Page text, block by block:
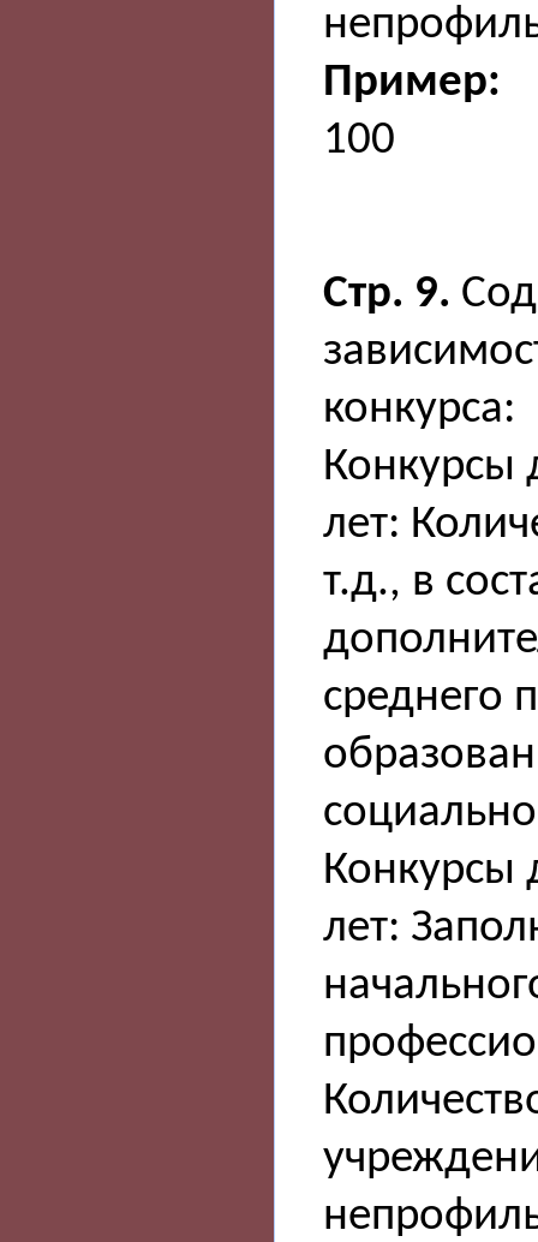
Пример:
100
Стр. 9.
конкурса:
Конкурсы
лет:
т.д., в
среднего
Конкурсы
лет: